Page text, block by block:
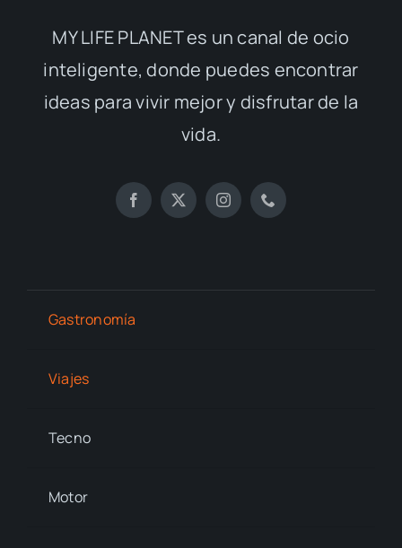
MY LIFE PLANET es un canal de ocio
inteligente, donde puedes encontrar
ideas para vivir mejor y disfrutar de la
vida.
Gastronomía
Viajes
Tecno
Motor